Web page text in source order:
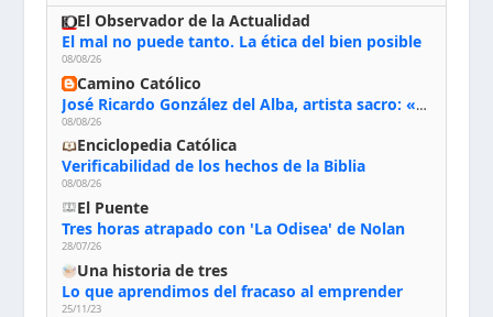
El Observador de la Actualidad
El mal no puede tanto. La ética del bien posible
08/08/26
Camino Católico
José Ricardo González del Alba, artista sacro: «Yo oro, hablo con Dios, le pido al Espíritu Santo su inspiración y siempre pinto rezando el rosario para que sea Él quien actúe a través de mis manos»
08/08/26
Enciclopedia Católica
Verificabilidad de los hechos de la Biblia
08/08/26
El Puente
Tres horas atrapado con 'La Odisea' de Nolan
28/07/26
Una historia de tres
Lo que aprendimos del fracaso al emprender
25/11/23